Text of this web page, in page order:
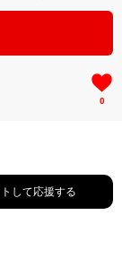
0
して応援する